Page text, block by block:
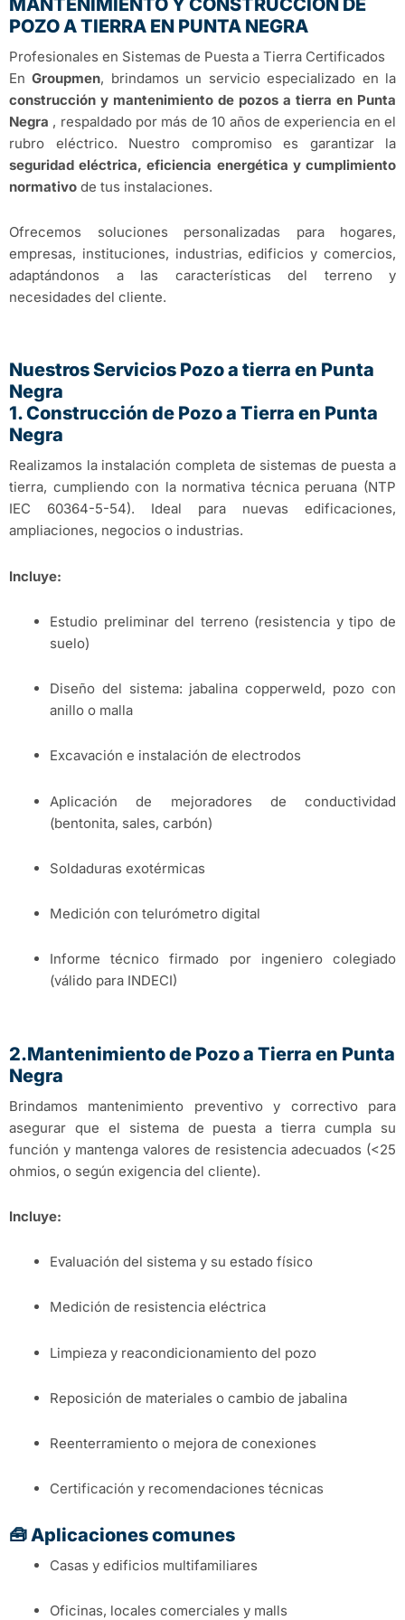
MANTENIMIENTO Y CONSTRUCCIÓN DE
POZO A TIERRA EN PUNTA NEGRA
Profesionales en Sistemas de Puesta a Tierra Certificados
EnGroupmen, brindamos un servicio especializado en la
construcción y mantenimiento de pozos a tierra en Punta
Negra , respaldado por más de 10 años de experiencia en el
rubro eléctrico. Nuestro compromiso es garantizar la
seguridad eléctrica, eficiencia energética y cumplimiento
normativo de tus instalaciones.
Ofrecemos soluciones personalizadas para hogares,
empresas, instituciones, industrias, edificios y comercios,
adaptándonos a las características del terreno y
necesidades del cliente.
Nuestros Servicios Pozo a tierra en Punta
Negra
1. Construcción de Pozo a Tierra en Punta
Negra
Realizamos la instalación completa de sistemas de puesta a
tierra, cumpliendo con la normativa técnica peruana (NTP
IEC 60364-5-54). Ideal para nuevas edificaciones,
ampliaciones, negocios o industrias.
Incluye:
Estudio preliminar del terreno (resistencia y tipo de
suelo)
Diseño del sistema: jabalina copperweld, pozo con
anillo o malla
Excavación e instalación de electrodos
Aplicación de mejoradores de conductividad
(bentonita, sales, carbón)
Soldaduras exotérmicas
Medición con telurómetro digital
Informe técnico firmado por ingeniero colegiado
(válido para INDECI)
2.Mantenimiento de Pozo a Tierra en Punta
Negra
Brindamos mantenimiento preventivo y correctivo para
asegurar que el sistema de puesta a tierra cumpla su
función y mantenga valores de resistencia adecuados (<25
ohmios, o según exigencia del cliente).
Incluye:
Evaluación del sistema y su estado físico
Medición de resistencia eléctrica
Limpieza y reacondicionamiento del pozo
Reposición de materiales o cambio de jabalina
Reenterramiento o mejora de conexiones
Certificación y recomendaciones técnicas
🧰 Aplicaciones comunes
Casas y edificios multifamiliares
Oficinas, locales comerciales y malls